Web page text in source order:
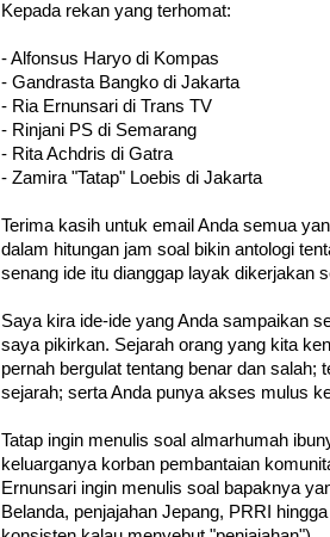
Kepada rekan yang terhomat:
- Alfonsus Haryo di Kompas
- Gandrasta Bangko di Jakarta
- Ria Ernunsari di Trans TV
- Rinjani PS di Semarang
- Rita Achdris di Gatra
- Zamira "Tatap" Loebis di Jakarta
Terima kasih untuk email Anda semua
dalam hitungan jam soal bikin antologi
senang ide itu dianggap layak dikerjakan
Saya kira ide-ide yang Anda sampaikan
saya pikirkan. Sejarah orang yang kita
pernah bergulat tentang benar dan salah;
sejarah; serta Anda punya akses mulus
Tatap ingin menulis soal almarhumah
keluarganya korban pembantaian
Ernunsari ingin menulis soal bapaknya
Belanda, penjajahan Jepang, PRRI